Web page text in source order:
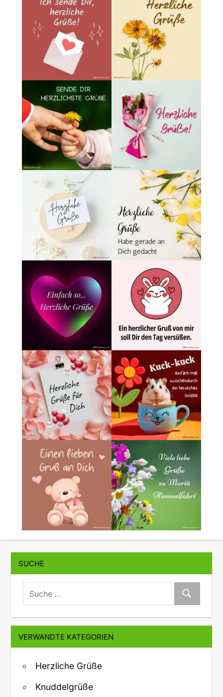
SUCHE
suche:
Suche
VERWANDTE KATEGORIEN
Herzliche Grüße
Knuddelgrüße